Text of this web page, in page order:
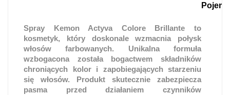
Spray Kemon Actyva Colore Brillante to
kosmetyk, który doskonale wzmacnia połysk
włosów farbowanych. Unikalna formuła
wzbogacona została bogactwem składników
chroniących kolor i zapobiegających starzeniu
się włosów. Produkt skutecznie zabezpiecza
pasma przed działaniem czynników